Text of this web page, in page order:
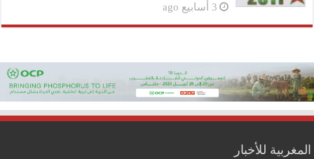
3 أسابيع ago
المغربية للأخبار